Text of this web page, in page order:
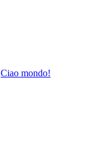
Ciao mondo!